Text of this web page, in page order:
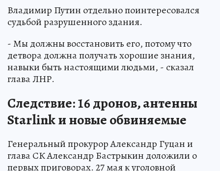
Владимир Путин отдельно поинтересовался
судьбой разрушенного здания.
- Мы должны восстановить его, потому что
детвора должна получать хорошие знания,
навыки быть настоящими людьми, - сказал
глава ЛНР.
Следствие: 16 дронов, антенны
Starlink и новые обвиняемые
Генеральный прокурор Александр Гуцан и
глава СК Александр Бастрыкин доложили о
первых приговорах. 27 мая к уголовной